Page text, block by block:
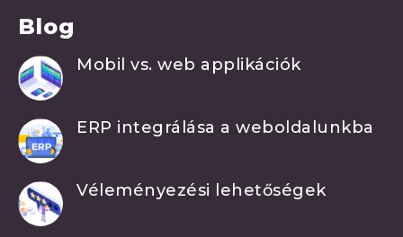
Blog
Mobil vs. web applikációk
ERP integrálása a weboldalunkba
Véleményezési lehetőségek